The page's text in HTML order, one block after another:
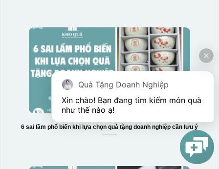
6 sai lầm phổ biến khi lựa chọn quà tặng doanh nghiệp cần lưu ý
Quà Tặng Doanh Nghiệp
Xin chào! Bạn đang tìm kiếm món quà
như thế nào ạ!